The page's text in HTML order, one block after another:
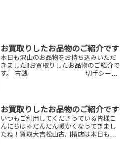
お買取りしたお品物のご紹介です
本日も沢山のお品物をお持ち込みいただ
きました‼️お買取りしたお品物のご紹介で
す。 古銭 切手シー
すので是非気軽に...
お買取りしたお品物のご紹介です
いつもご利用してくださっている皆様こ
んにちは🔆だんだん暖かくなってきまし
たね！買取大吉松山古川椿店は本日も元